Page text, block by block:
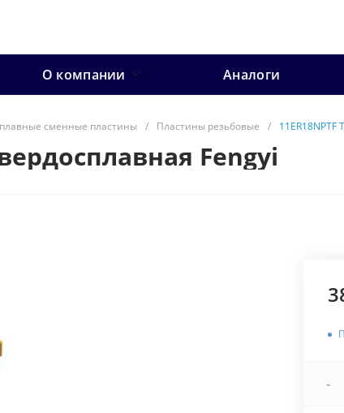
О компании Аналоги
сменные пластины / Пластины резьбовые /
Fengyi
-